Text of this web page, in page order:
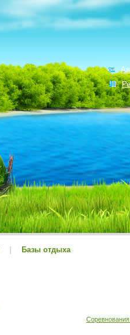
Базы отдыха